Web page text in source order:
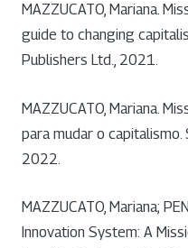
MAZZUCATO, Mariana.
guide to changing
Publishers Ltd., 2021.
MAZZUCATO, Mariana.
para mudar o capitalismo.
2022.
MAZZUCATO, Mariana;
Innovation System: A